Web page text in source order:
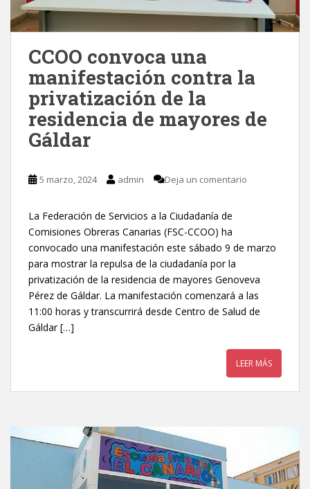
CCOO convoca una
manifestación contra la
privatización de la
residencia de mayores de
Gáldar
5 marzo, 2024 admin Deja un comentario
La Federación de Servicios a la Ciudadanía de
Comisiones Obreras Canarias (FSC-CCOO) ha
convocado una manifestación este sábado 9 de marzo
para mostrar la repulsa de la ciudadanía por la
privatización de la residencia de mayores Genoveva
Pérez de Gáldar. La manifestación comenzará a las
11:00 horas y transcurrirá desde Centro de Salud de
Gáldar […]
LEER MÁS